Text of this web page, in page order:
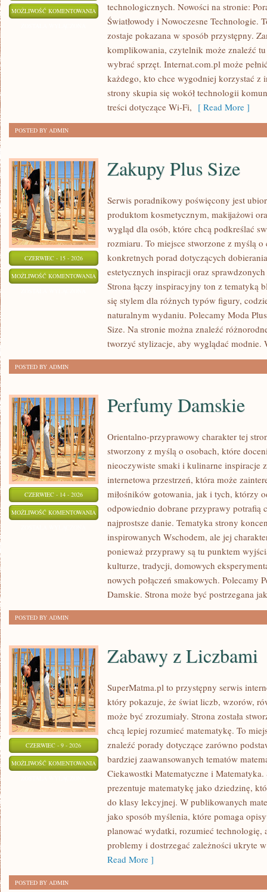
MOŻLIWOŚĆ KOMENTOWANIA TESTY
RECENZJE
SPRZĘTU
technologicznych. Nowości na stronie:
Światłowody i Nowoczesne Technologie.
zostaje pokazana w sposób przystępny.
komplikowania, czytelnik może znaleźć
wybrać sprzęt. Internat.com.pl może
każdego, kto chce wygodniej korzystać z
strony skupia się wokół technologii
treści dotyczące Wi-Fi, [ Read More ]
POSTED BY ADMIN
CZERWIEC - 15 - 2026
MOŻLIWOŚĆ KOMENTOWANIA ZAKUPY
PLUS
SIZE
Zakupy Plus Size
Serwis poradnikowy poświęcony jest
produktom kosmetycznym, makijażowi
wygląd dla osób, które chcą podkreślać
rozmiaru. To miejsce stworzone z myślą
konkretnych porad dotyczących
estetycznych inspiracji oraz
Strona łączy inspiracyjny ton z tematyką
się stylem dla różnych typów figury,
naturalnym wydaniu. Polecamy Moda
Size. Na stronie można znaleźć
tworzyć stylizacje, aby wyglądać modnie.
POSTED BY ADMIN
CZERWIEC - 14 - 2026
MOŻLIWOŚĆ KOMENTOWANIA PERFUMY
DAMSKIE
Perfumy Damskie
Orientalno-przyprawowy charakter tej
stworzony z myślą o osobach, które
nieoczywiste smaki i kulinarne inspiracje
internetowa przestrzeń, która może
miłośników gotowania, jak i tych, którzy
odpowiednio dobrane przyprawy potrafią
najprostsze danie. Tematyka strony
inspirowanych Wschodem, ale jej
ponieważ przyprawy są tu punktem
kulturze, tradycji, domowych
nowych połączeń smakowych. Polecamy
Damskie. Strona może być postrzegana
POSTED BY ADMIN
CZERWIEC - 9 - 2026
MOŻLIWOŚĆ KOMENTOWANIA ZABAWY
LICZBAMI
Zabawy z Liczbami
SuperMatma.pl to przystępny serwis
który pokazuje, że świat liczb, wzorów,
może być zrozumiały. Strona została
chcą lepiej rozumieć matematykę. To
znaleźć porady dotyczące zarówno
bardziej zaawansowanych tematów
Ciekawostki Matematyczne i
prezentuje matematykę jako dziedzinę,
do klasy lekcyjnej. W publikowanych
jako sposób myślenia, które pomaga
planować wydatki, rozumieć technologię,
problemy i dostrzegać zależności ukryte
Read More ]
POSTED BY ADMIN